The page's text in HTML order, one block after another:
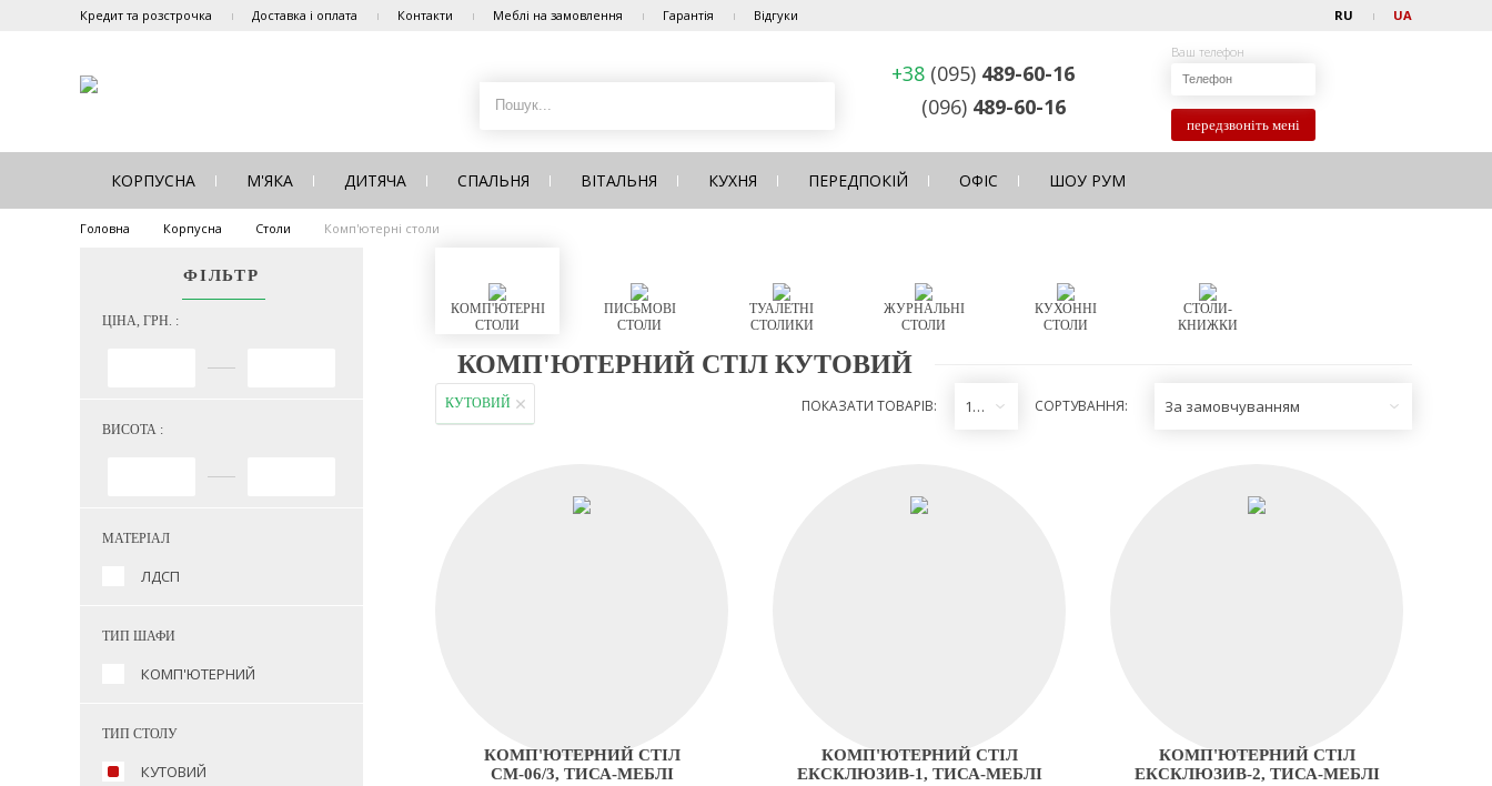
Кредит та розстрочка Доставка і оплата Контакти Меблі на замовлення Гарантія Відгуки RU UA
+38 (095) 489-60-16
(096) 489-60-16
Ваш телефон
передзвоніть мені
КОРПУСНА М'ЯКА ДИТЯЧА СПАЛЬНЯ ВІТАЛЬНЯ КУХНЯ ПЕРЕДПОКІЙ ОФІС ШОУ РУМ
Головна Корпусна Столи Комп'ютерні столи
ФІЛЬТР
ЦІНА, ГРН. :
ВИСОТА :
МАТЕРІАЛ
ЛДСП
ТИП ШАФИ
КОМП'ЮТЕРНИЙ
ТИП СТОЛУ
КУТОВИЙ
КОМП'ЮТЕРНІ
СТОЛИ
ПИСЬМОВІ
СТОЛИ
ТУАЛЕТНІ
СТОЛИКИ
ЖУРНАЛЬНІ
СТОЛИ
КУХОННІ
СТОЛИ
СТОЛИ-
КНИЖКИ
КОМП'ЮТЕРНИЙ СТІЛ КУТОВИЙ
КУТОВИЙ ПОКАЗАТИ ТОВАРІВ: 12 СОРТУВАННЯ: За замовчуванням
КОМП'ЮТЕРНИЙ СТІЛ
СМ-06/3, ТИСА-МЕБЛІ
КОМП'ЮТЕРНИЙ СТІЛ
ЕКСКЛЮЗИВ-1, ТИСА-МЕБЛІ
КОМП'ЮТЕРНИЙ СТІЛ
ЕКСКЛЮЗИВ-2, ТИСА-МЕБЛІ